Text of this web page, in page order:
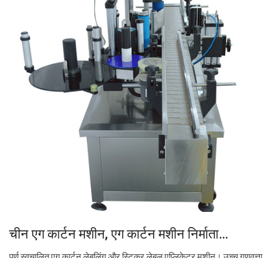
चीन एग कार्टन मशीन, एग कार्टन मशीन निर्माता…